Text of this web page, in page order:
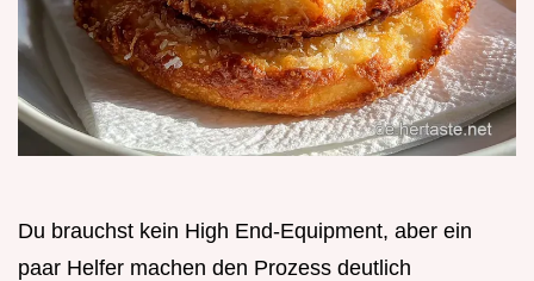
Du brauchst kein High End-Equipment, aber ein
paar Helfer machen den Prozess deutlich